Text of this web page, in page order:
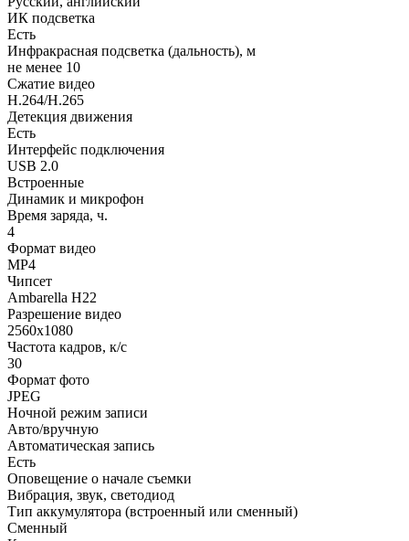
ИК подсветка
Есть
Инфракрасная подсветка (дальность), м
не менее 10
Сжатие видео
H.264/H.265
Детекция движения
Есть
Интерфейс подключения
USB 2.0
Встроенные
Динамик и микрофон
Время заряда, ч.
4
Формат видео
MP4
Чипсет
Ambarella Н22
Разрешение видео
2560х1080
Частота кадров, к/с
30
Формат фото
JPEG
Ночной режим записи
Авто/вручную
Автоматическая запись
Есть
Оповещение о начале съемки
Вибрация, звук, светодиод
Тип аккумулятора (встроенный или сменный)
Сменный